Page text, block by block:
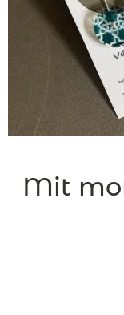
Mit